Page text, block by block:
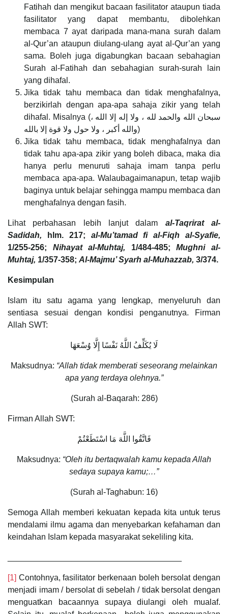
Fatihah dan mengikut bacaan fasilitator ataupun tiada
fasilitator yang dapat membantu, dibolehkan
membaca 7 ayat daripada mana-mana surah dalam
al-Qur’an ataupun diulang-ulang ayat al-Qur’an yang
sama. Boleh juga digabungkan bacaan sebahagian
Surah al-Fatihah dan sebahagian surah-surah lain
yang dihafal.
Jika tidak tahu membaca dan tidak menghafalnya,
berzikirlah dengan apa-apa sahaja zikir yang telah
dihafal. Misalnya (سبحان الله والحمد لله ، ولا إله إلا الله ،
والله أكبر ، ولا حول ولا قوة إلا بالله)
Jika tidak tahu membaca, tidak menghafalnya dan
tidak tahu apa-apa zikir yang boleh dibaca, maka dia
hanya perlu menuruti sahaja imam tanpa perlu
membaca apa-apa. Walaubagaimanapun, tetap wajib
baginya untuk belajar sehingga mampu membaca dan
menghafalnya dengan fasih.
Lihat perbahasan lebih lanjut dalam
al-Taqrirat al-
Sadidah,
hlm. 217; al-Mu’tamad fi al-Fiqh al-Syafie,
1/255-256; Nihayat al-Muhtaj, 1/484-485;Mughni al-
Muhtaj, 1/357-358; Al-Majmu’ Syarh al-Muhazzab, 3/374.
Kesimpulan
Islam itu satu agama yang lengkap, menyeluruh dan
sentiasa sesuai dengan kondisi penganutnya. Firman
Allah SWT:
لَا يُكَلِّفُ اللَّهُ نَفْسًا إِلَّا وُسْعَهَا
Maksudnya: “Allah tidak memberati seseorang melainkan
apa yang terdaya olehnya.”
(Surah al-Baqarah: 286)
Firman Allah SWT:
فَاتَّقُوا اللَّهَ مَا اسْتَطَعْتُمْ
Maksudnya: “Oleh itu bertaqwalah kamu kepada Allah
sedaya supaya kamu;…”
(Surah al-Taghabun: 16)
Semoga Allah memberi kekuatan kepada kita untuk terus
mendalami ilmu agama dan menyebarkan kefahaman dan
keindahan Islam kepada masyarakat sekeliling kita.
[1] Contohnya, fasilitator berkenaan boleh bersolat dengan
menjadi imam / bersolat di sebelah / tidak bersolat dengan
menguatkan bacaannya supaya diulangi oleh mualaf.